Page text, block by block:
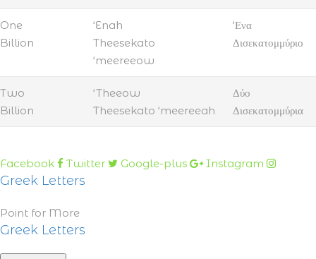
One
Billion
‘Enah
Theesekato
‘meereeow
‘Ενα
Δισεκατομμύριο
Two
Billion
‘Theeow
Theesekato ‘meereeah
Δύο
Δισεκατομμύρια
Facebook Twitter Google-plus Instagram
Greek Letters
Point for More
Greek Letters